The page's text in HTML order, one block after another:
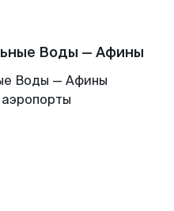
Воды — Афины
Воды — Афины